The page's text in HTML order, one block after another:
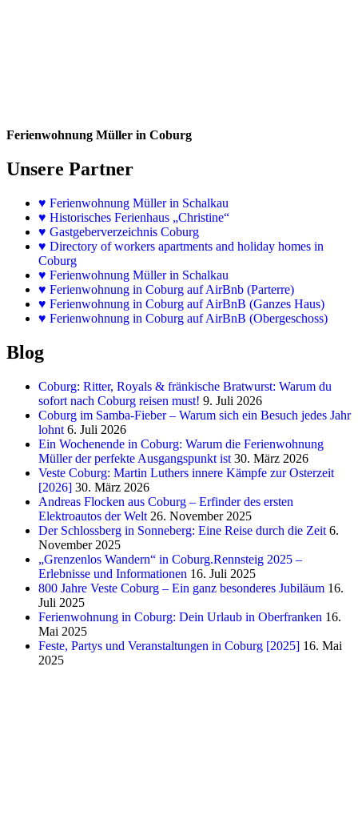
Ferienwohnung Müller in Coburg
Unsere Partner
♥ Ferienwohnung Müller in Schalkau
♥ Historisches Ferienhaus „Christine“
♥ Gastgeberverzeichnis Coburg
♥ Directory of workers apartments and holiday homes in
Coburg
♥ Ferienwohnung Müller in Schalkau
♥ Ferienwohnung in Coburg auf AirBnb (Parterre)
♥ Ferienwohnung in Coburg auf AirBnB (Ganzes Haus)
♥ Ferienwohnung in Coburg auf AirBnB (Obergeschoss)
Blog
Coburg: Ritter, Royals & fränkische Bratwurst: Warum du
sofort nach Coburg reisen must! 9. Juli 2026
Coburg im Samba-Fieber – Warum sich ein Besuch jedes Jahr
lohnt 6. Juli 2026
Ein Wochenende in Coburg: Warum die Ferienwohnung
Müller der perfekte Ausgangspunkt ist 30. März 2026
Veste Coburg: Martin Luthers innere Kämpfe zur Osterzeit
[2026] 30. März 2026
Andreas Flocken aus Coburg – Erfinder des ersten
Elektroautos der Welt 26. November 2025
Der Schlossberg in Sonneberg: Eine Reise durch die Zeit 6.
November 2025
„Grenzenlos Wandern“ in Coburg.Rennsteig 2025 –
Erlebnisse und Informationen 16. Juli 2025
800 Jahre Veste Coburg – Ein ganz besonderes Jubiläum 16.
Juli 2025
Ferienwohnung in Coburg: Dein Urlaub in Oberfranken 16.
Mai 2025
Feste, Partys und Veranstaltungen in Coburg [2025] 16. Mai
2025